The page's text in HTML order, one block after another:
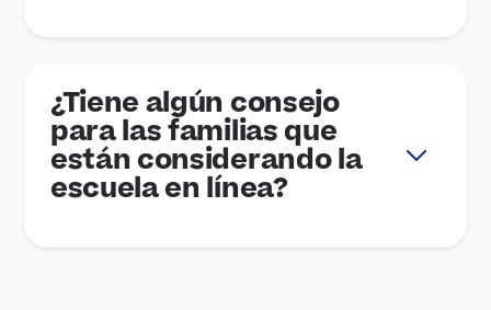
¿Tiene algún consejo
para las familias que
están considerando la
escuela en línea?